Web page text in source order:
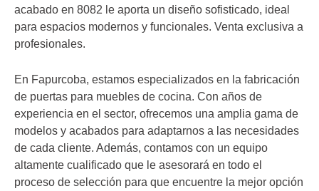
acabado en 8082 le aporta un diseño sofisticado, ideal
para espacios modernos y funcionales. Venta exclusiva a
profesionales.
En Fapurcoba, estamos especializados en la fabricación
de puertas para muebles de cocina. Con años de
experiencia en el sector, ofrecemos una amplia gama de
modelos y acabados para adaptarnos a las necesidades
de cada cliente. Además, contamos con un equipo
altamente cualificado que le asesorará en todo el
proceso de selección para que encuentre la mejor opción